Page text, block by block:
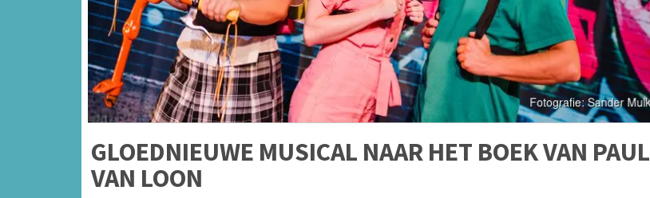
GLOEDNIEUWE MUSICAL NAAR HET BOEK VAN PAUL
VAN LOON